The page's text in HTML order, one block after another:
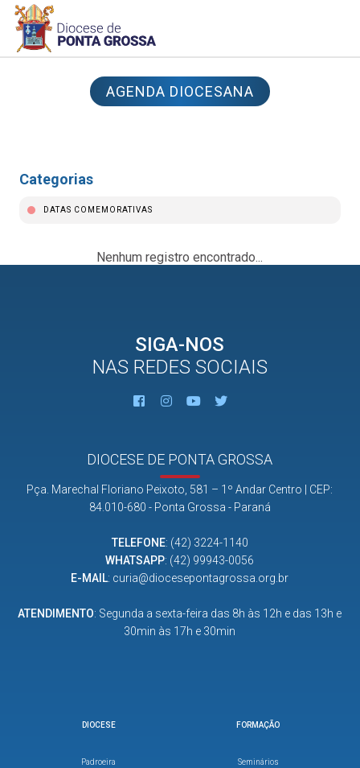
AGENDA DIOCESANA
Categorias
DATAS COMEMORATIVAS
Nenhum registro encontrado...
SIGA-NOS
NAS REDES SOCIAIS
DIOCESE DE PONTA GROSSA
Pça. Marechal Floriano Peixoto, 581 – 1º Andar Centro | CEP:
84.010-680 - Ponta Grossa - Paraná
TELEFONE: (42) 3224-1140
WHATSAPP: (42) 99943-0056
E-MAIL: curia@diocesepontagrossa.org.br
ATENDIMENTO: Segunda a sexta-feira das 8h às 12h e das 13h e
30min às 17h e 30min
DIOCESE
Padroeira
FORMAÇÃO
Seminários